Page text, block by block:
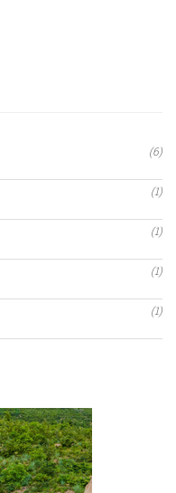
(6)
(1)
(1)
(1)
(1)